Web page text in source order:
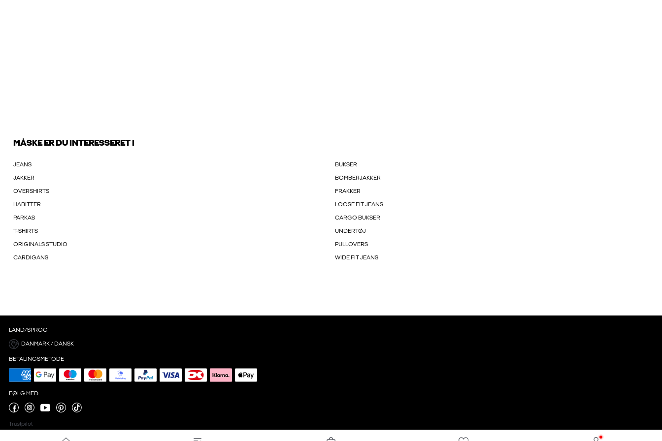
MÅSKE ER DU INTERESSERET I
JEANS BUKSER
JAKKER BOMBERJAKKER
OVERSHIRTS FRAKKER
HABITTER LOOSE FIT JEANS
PARKAS CARGO BUKSER
T-SHIRTS UNDERTØJ
ORIGINALS STUDIO PULLOVERS
CARDIGANS WIDE FIT JEANS
LAND/SPROG
DANMARK / DANSK
BETALINGSMETODE
FØLG MED
Trustpilot